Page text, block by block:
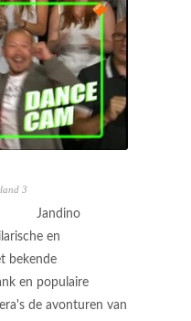
3
Jandino
en
bekende
en populaire
de avonturen van